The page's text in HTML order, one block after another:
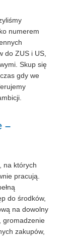
numerem
do ZUS i US,
Skup się
gdy we
–
na których
pracują.
do środków,
na dowolny
gromadzenie
zakupów,